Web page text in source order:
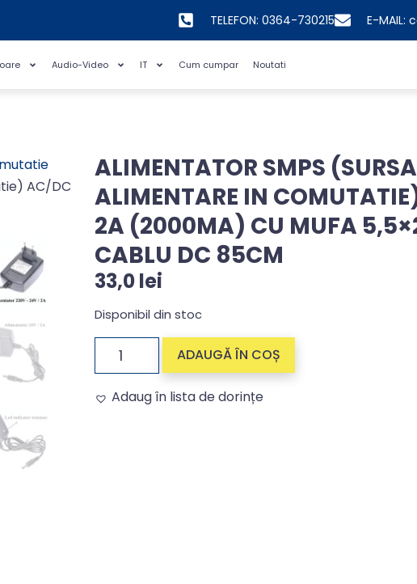
TELEFON: 0364-730215 E-MAIL:
Audio-Video IT Cum cumpar Noutati
AC/DC
ALIMENTATOR SMPS (SURSA
ALIMENTARE IN
2A (2000MA) CU MUFA
CABLU DC 85CM
33,0lei
Disponibil din stoc
ADAUGĂ ÎN COȘ
Adaug în lista de dorințe